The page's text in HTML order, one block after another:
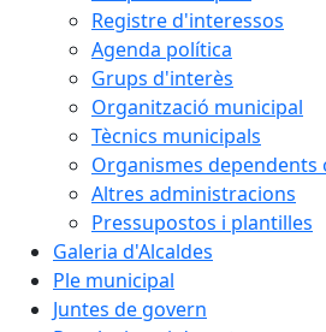
Registre d'interessos
Agenda política
Grups d'interès
Organització municipal
Tècnics municipals
Organismes dependents
Altres administracions
Pressupostos i plantilles
Galeria d'Alcaldes
Ple municipal
Juntes de govern